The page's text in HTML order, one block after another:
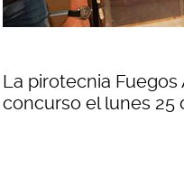
La pirotecnia
concurso el lunes 25